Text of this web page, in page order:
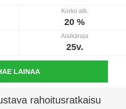
Korko alk.
20 %
Alaikäraja
25v.
LAINAA
rahoitusratkaisu